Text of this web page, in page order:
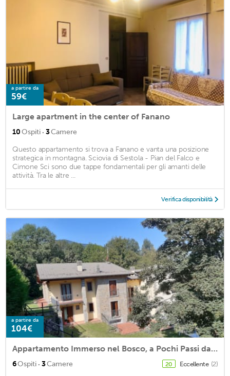
a partire da
59€
Large apartment in the center of Fanano
10Ospiti · 3Camere
Questo appartamento si trova a Fanano e vanta una posizione
strategica in montagna. Sciovia di Sestola - Pian del Falco e
Cimone Sci sono due tappe fondamentali per gli amanti delle
attività. Tra le altre ...
Verifica disponibilità
a partire da
104€
Appartamento Immerso nel Bosco, a Pochi Passi dal Centro
6Ospiti · 3Camere 20 Eccellente (2)